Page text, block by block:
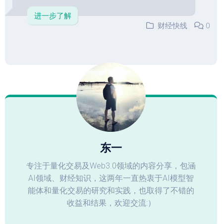
进一步了解
财经快线
0
东一
专注于量化交易及Web3.0领域的内容分享，包涵
AI领域、财经知识，这两年一直热衷于AI模型智
能体和量化交易的研究和实践，也取得了不错的
收益和结果，欢迎交流:）